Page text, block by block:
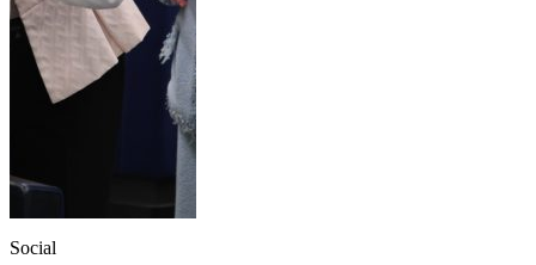
Social